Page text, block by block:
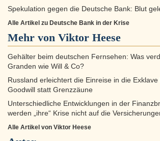
Spekulation gegen die Deutsche Bank: Blut
Alle Artikel zu Deutsche Bank in der Krise
Mehr von Viktor Heese
Gehälter beim deutschen Fernsehen: Was
Granden wie Will & Co?
Russland erleichtert die Einreise in die Exklave
Goodwill statt Grenzzäune
Unterschiedliche Entwicklungen in der
werden „ihre“ Krise nicht auf die
Alle Artikel von Viktor Heese